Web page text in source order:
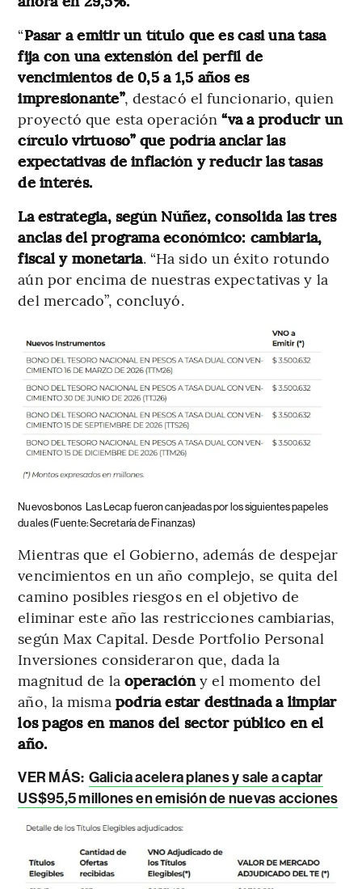
“Pasar a emitir un título que es casi una tasa
fija con una extensión del perfil de
vencimientos de 0,5 a 1,5 años es
impresionante”, destacó el funcionario, quien
proyectó que esta operación “va a producir un
círculo virtuoso” que podría anclar las
expectativas de inflación y reducir las tasas
de interés.
La estrategia, según Núñez, consolida las tres
anclas del programa económico: cambiaria,
fiscal y monetaria. “Ha sido un éxito rotundo
aún por encima de nuestras expectativas y la
del mercado”, concluyó.
Nuevos bonos Las Lecap fueron canjeadas por los siguientes papeles
duales (Fuente: Secretaría de Finanzas)
Mientras que el Gobierno, además de despejar
vencimientos en un año complejo, se quita del
camino posibles riesgos en el objetivo de
eliminar este año las restricciones cambiarias,
según Max Capital. Desde Portfolio Personal
Inversiones consideraron que, dada la
magnitud de la operacióny el momento del
año, la misma podría estar destinada a limpiar
los pagos en manos del sector público en el
año.
VER MÁS: Galicia acelera planes y sale a captar
US$95,5 millones en emisión de nuevas acciones